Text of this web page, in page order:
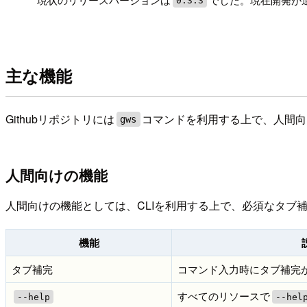
主な機能
Githubリポジトリには gws コマンドを利用する上で、人間
人間向けの機能
人間向けの機能としては、CLIを利用する上で、必須なタ
機能
タブ補完 コマンド入力時にタブ補完
--help すべてのリソースで --